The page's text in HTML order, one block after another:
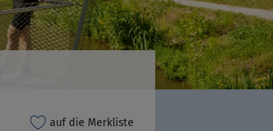
auf die Merkliste